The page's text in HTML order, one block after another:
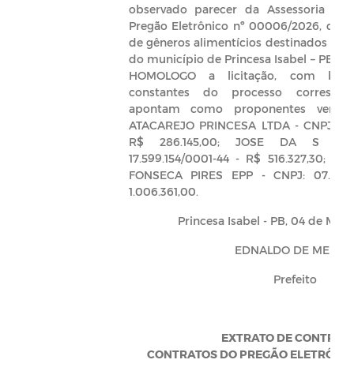
observado parecer da Assessoria
Pregão Eletrônico nº 00006/2026, que
de gêneros alimentícios destinados a
do município de Princesa Isabel – PB;
HOMOLOGO a licitação, com
constantes do processo
apontam como proponentes
ATACAREJO PRINCESA LTDA - CNPJ:
R$ 286.145,00; JOSE DA S
17.599.154/0001-44 - R$ 516.327,30;
FONSECA PIRES EPP - CNPJ:
1.006.361,00.
Princesa Isabel - PB, 04 de
EDNALDO DE MELO –
Prefeito
EXTRATO DE
CONTRATOS DO PREGÃO